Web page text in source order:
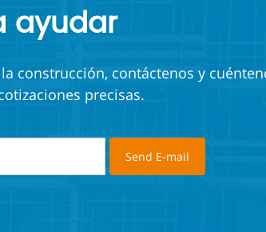
ayudar
construcción, contáctenos y
precisas.